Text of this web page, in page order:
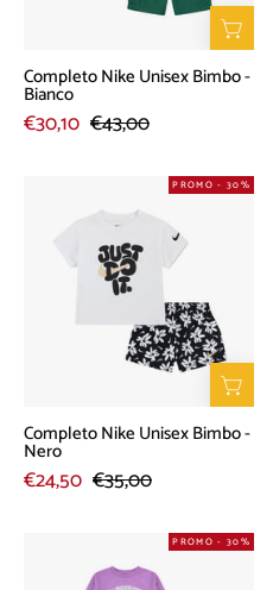
Completo Nike Unisex Bimbo -
Bianco
€30,10 €43,00
Completo
Nike
Unisex
Bimbo
Nero
PROMO - 30%
Completo Nike Unisex Bimbo -
Nero
€24,50 €35,00
Completo
Nike
PROMO - 30%